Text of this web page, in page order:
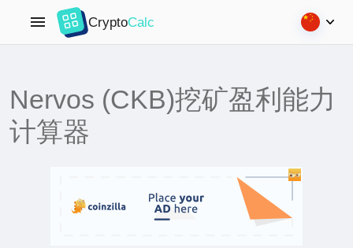
CryptoCalc
Nervos (CKB)挖矿盈利能力
计算器